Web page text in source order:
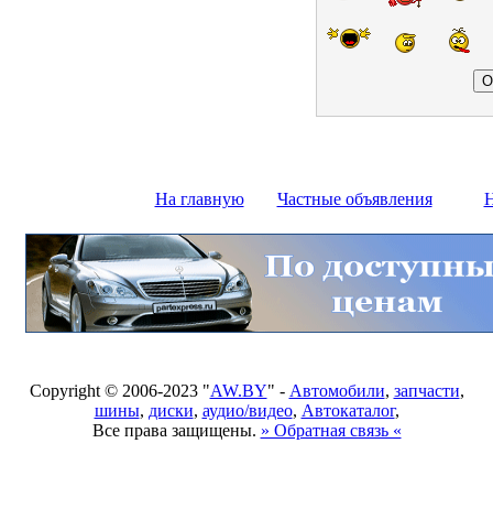
На главную Частные объявления
Copyright © 2006-2023 "AW.BY" - Автомобили, запчасти,
шины, диски, аудио/видео, Автокаталог,
Все права защищены. » Обратная связь «